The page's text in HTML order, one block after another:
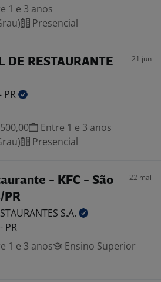
1 e 3 anos
Presencial
DE RESTAURANTE
21 jun
PR
Entre 1 e 3 anos
Presencial
- KFC - São
PR
22 mai
S.A.
PR
1 e 3 anos
Ensino Superior